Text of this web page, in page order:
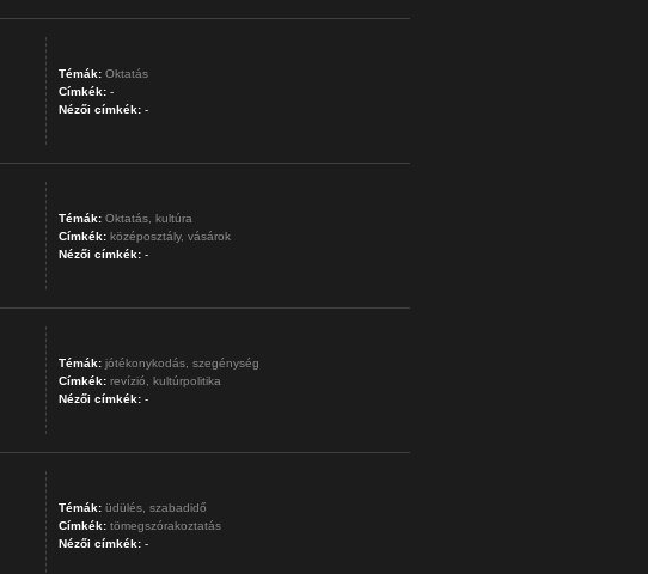
Témák: Oktatás
Címkék:-
Nézői címkék:-
Témák: Oktatás, kultúra
Címkék: középosztály, vásárok
Nézői címkék:-
Témák: jótékonykodás, szegénység
Címkék: revízió,
kultúrpolitika
Nézői címkék:-
Témák: üdülés, szabadidő
Címkék: tömegszórakoztatás
Nézői címkék:-